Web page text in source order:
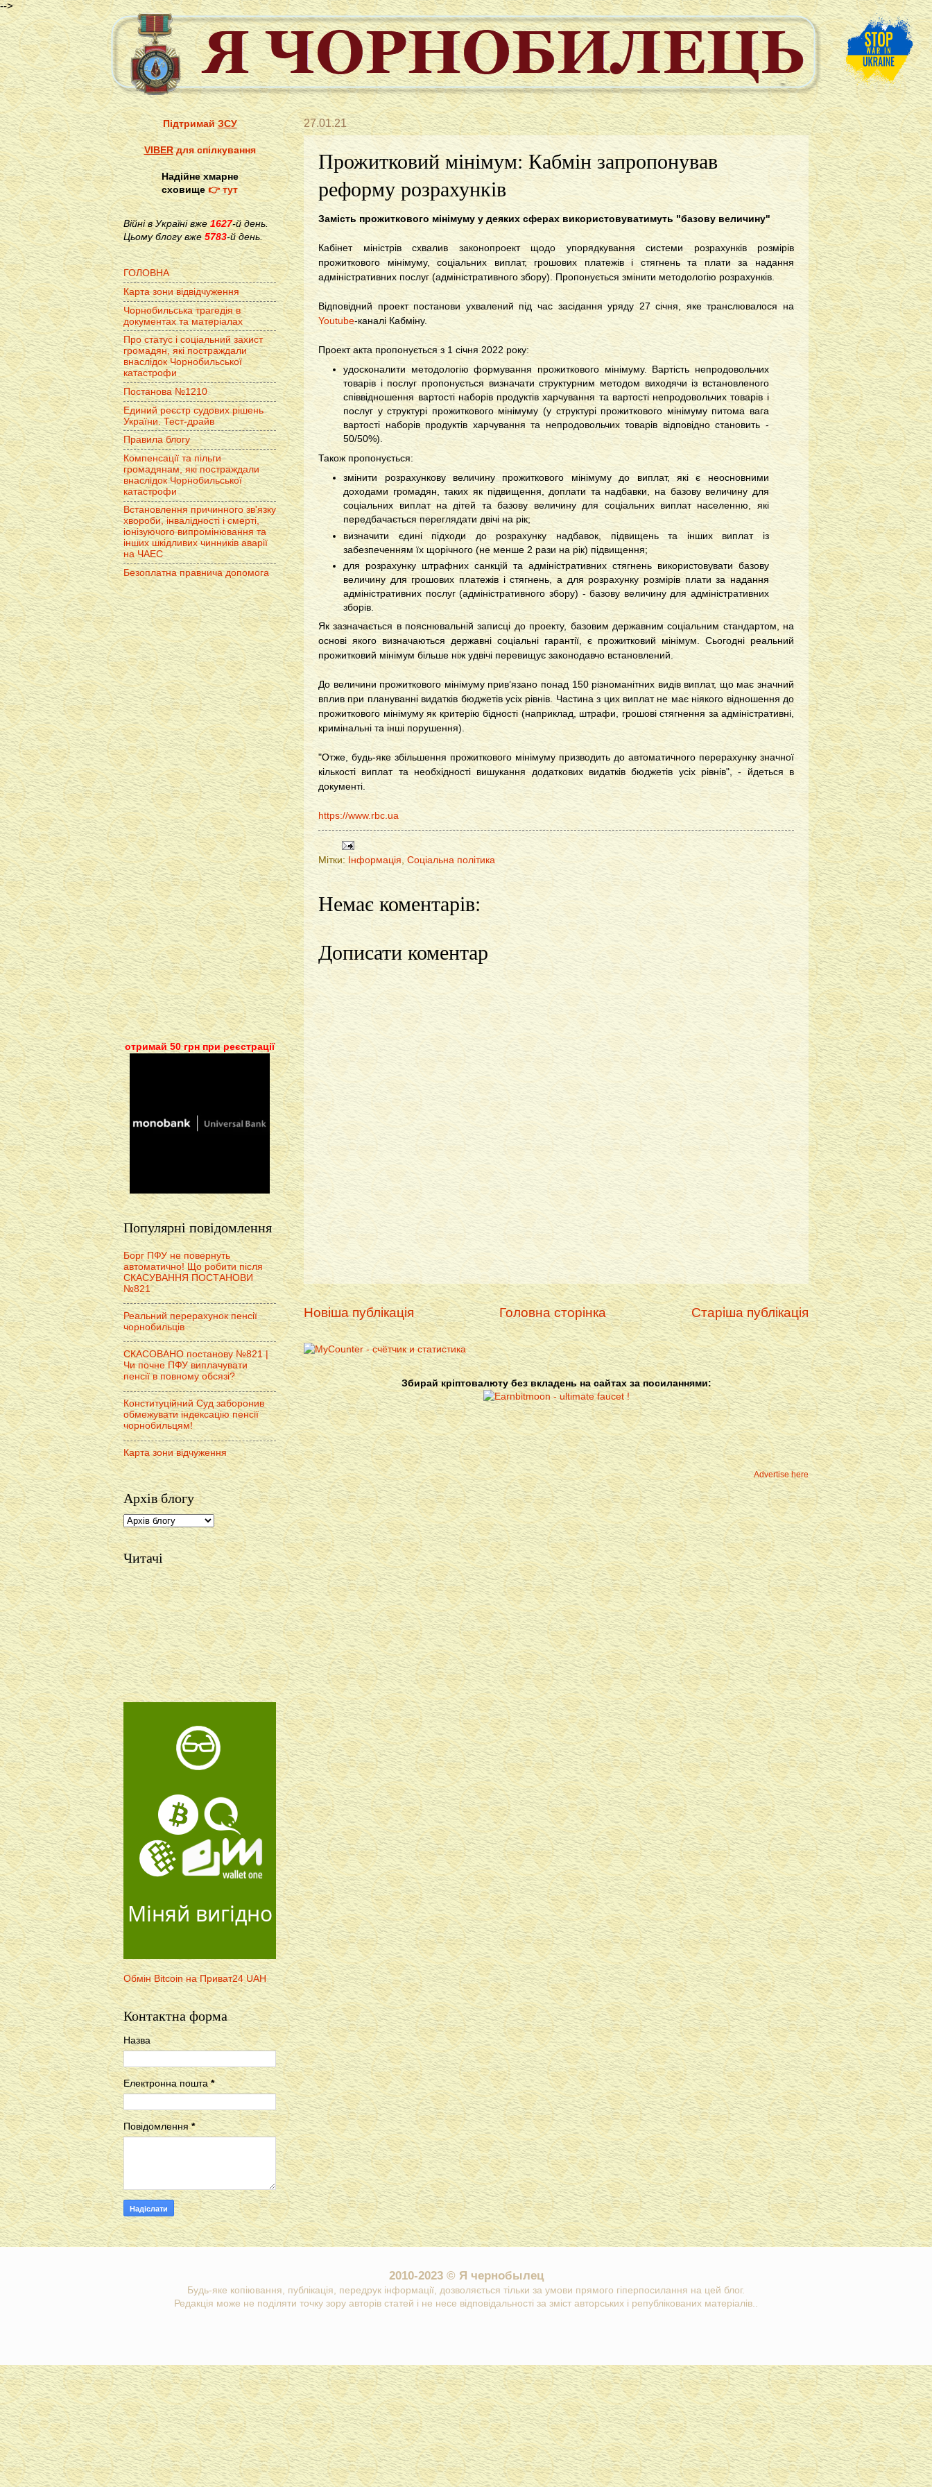
-->
27.01.21
Прожитковий мінімум: Кабмін запропонував
реформу розрахунків
Замість прожиткового мінімуму у деяких сферах використовуватимуть "базову величину"
Кабінет міністрів схвалив законопроект щодо упорядкування системи розрахунків розмірів
прожиткового мінімуму, соціальних виплат, грошових платежів і стягнень та плати за надання
адміністративних послуг (адміністративного збору). Пропонується змінити методологію розрахунків.
Відповідний проект постанови ухвалений під час засідання уряду 27 січня, яке транслювалося на
Youtube-каналі Кабміну.
Проект акта пропонується з 1 січня 2022 року:
удосконалити методологію формування прожиткового мінімуму. Вартість непродовольчих
товарів і послуг пропонується визначати структурним методом виходячи із встановленого
співвідношення вартості наборів продуктів харчування та вартості непродовольчих товарів і
послуг у структурі прожиткового мінімуму (у структурі прожиткового мінімуму питома вага
вартості наборів продуктів харчування та непродовольчих товарів відповідно становить -
50/50%).
Також пропонується:
змінити розрахункову величину прожиткового мінімуму до виплат, які є неосновними
доходами громадян, таких як підвищення, доплати та надбавки, на базову величину для
соціальних виплат на дітей та базову величину для соціальних виплат населенню, які
передбачається переглядати двічі на рік;
визначити єдині підходи до розрахунку надбавок, підвищень та інших виплат із
забезпеченням їх щорічного (не менше 2 рази на рік) підвищення;
для розрахунку штрафних санкцій та адміністративних стягнень використовувати базову
величину для грошових платежів і стягнень, а для розрахунку розмірів плати за надання
адміністративних послуг (адміністративного збору) - базову величину для адміністративних
зборів.
Як зазначається в пояснювальній записці до проекту, базовим державним соціальним стандартом, на
основі якого визначаються державні соціальні гарантії, є прожитковий мінімум. Сьогодні реальний
прожитковий мінімум більше ніж удвічі перевищує законодавчо встановлений.
До величини прожиткового мінімуму прив’язано понад 150 різноманітних видів виплат, що має значний
вплив при плануванні видатків бюджетів усіх рівнів. Частина з цих виплат не має ніякого відношення до
прожиткового мінімуму як критерію бідності (наприклад, штрафи, грошові стягнення за адміністративні,
кримінальні та інші порушення).
"Отже, будь-яке збільшення прожиткового мінімуму призводить до автоматичного перерахунку значної
кількості виплат та необхідності вишукання додаткових видатків бюджетів усіх рівнів", - йдеться в
документі.
https://www.rbc.ua
Мітки: Інформація, Соціальна політика
Немає коментарів:
Дописати коментар
Новіша публікація Старіша публікація
Головна сторінка
Збирай кріптовалюту без вкладень на сайтах за посиланнями:
Advertise here
ПідтримайЗСУ
VIBERдля спілкування
Надійне хмарне
сховище👉 тут
Війні в Україні вже1627-й день.
Цьому блогу вже 5783-й день.
ГОЛОВНА
Карта зони відвідчуження
Чорнобильська трагедія в
документах та матеріалах
Про статус і соціальний захист
громадян, які постраждали
внаслідок Чорнобильської
катастрофи
Постанова №1210
Единий реєстр судових рішень
України. Тест-драйв
Правила блогу
Компенсації та пільги
громадянам, які постраждали
внаслідок Чорнобильської
катастрофи
Встановлення причинного зв'язку
хвороби, інвалідності і смерті,
іонізуючого випромінювання та
інших шкідливих чинників аварії
на ЧАЕС
Безоплатна правнича допомога
отримай 50 грн при реєстрації
Популярні повідомлення
Борг ПФУ не повернуть
автоматично! Що робити після
СКАСУВАННЯ ПОСТАНОВИ
№821
Реальний перерахунок пенсії
чорнобильців
СКАСОВАНО постанову №821 |
Чи почне ПФУ виплачувати
пенсії в повному обсязі?
Конституційний Суд заборонив
обмежувати індексацію пенсії
чорнобильцям!
Карта зони відчуження
Архів блогу
Читачі
Міняй вигідно
Обмін Bitcoin на Приват24 UAH
Контактна форма
Назва
Електронна пошта*
Повідомлення *
2010-2023 © Я чернобылец
Будь-яке копіювання, публікація, передрук інформації, дозволяється тільки за умови прямого гіперпосилання на цей блог.
Редакція може не поділяти точку зору авторів статей і не несе відповідальності за зміст авторських і републікованих матеріалів..